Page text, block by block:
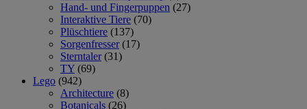
Hand- und Fingerpuppen (27)
Interaktive Tiere (70)
Plüschtiere (137)
Sorgenfresser (17)
Sterntaler (31)
TY (69)
Lego (942)
Architecture (8)
Botanicals (26)